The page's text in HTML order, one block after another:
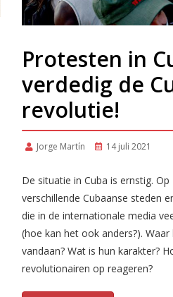
Protesten in
verdedig de
revolutie!
Jorge Martín 14 juli 2021
De situatie in Cuba is ernstig.
verschillende Cubaanse steden
die in de internationale media
(hoe kan het ook anders?).
vandaan? Wat is hun karakter?
revolutionairen op reageren?